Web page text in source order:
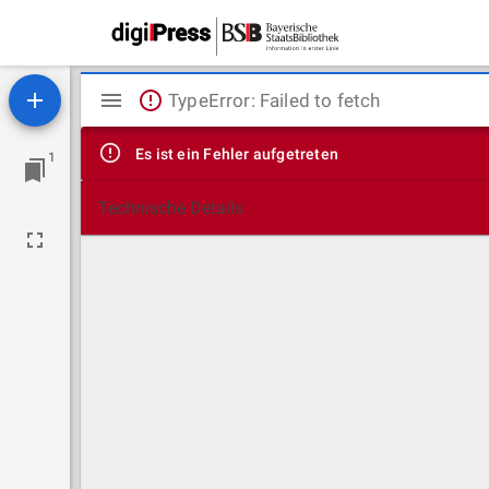
1
Mirador
Viewer
TypeError: Failed to fetch
Es ist ein Fehler aufgetreten
Technische Details